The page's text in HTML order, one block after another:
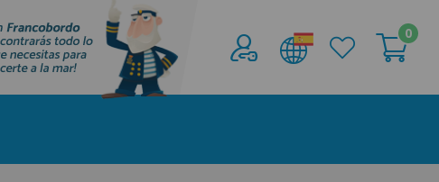
Acceder al
Área profesionales
0